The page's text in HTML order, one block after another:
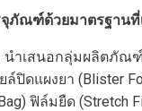
ภัณฑ์ด้วยมาตรฐานที่
นำเสนอกลุ่มผลิตภัณ
ล์ปิดแผงยา (Blister
Bag) ฟิล์มยืด